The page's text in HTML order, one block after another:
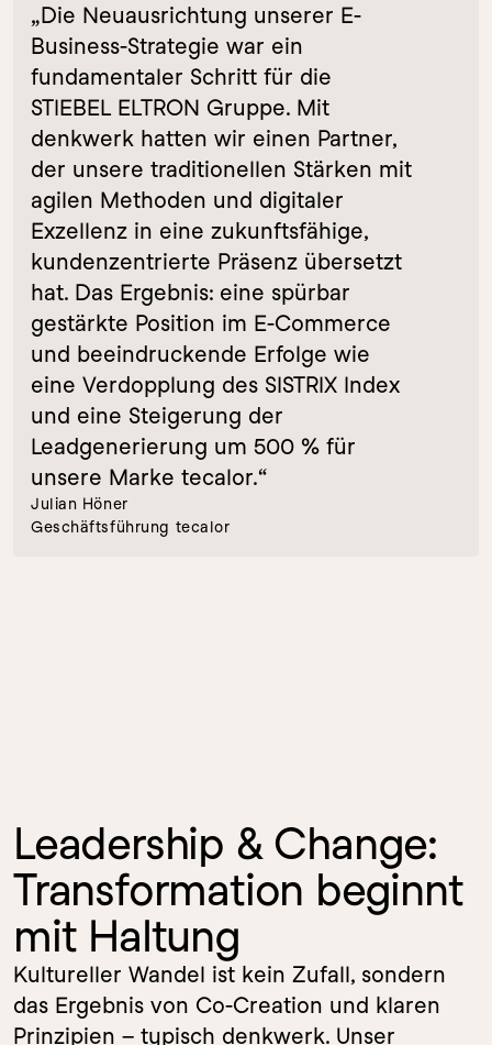
„Die Neuausrichtung unserer E-
Business-Strategie war ein
fundamentaler Schritt für die
STIEBEL ELTRON Gruppe. Mit
denkwerk hatten wir einen Partner,
der unsere traditionellen Stärken mit
agilen Methoden und digitaler
Exzellenz in eine zukunftsfähige,
kundenzentrierte Präsenz übersetzt
hat. Das Ergebnis: eine spürbar
gestärkte Position im E-Commerce
und beeindruckende Erfolge wie
eine Verdopplung des SISTRIX Index
und eine Steigerung der
Leadgenerierung um 500 % für
unsere Marke tecalor.“
Julian Höner
Geschäftsführung tecalor
Leadership & Change:
Transformation beginnt
mit Haltung
Kultureller Wandel ist kein Zufall, sondern
das Ergebnis von Co-Creation und klaren
Prinzipien – typisch denkwerk. Unser